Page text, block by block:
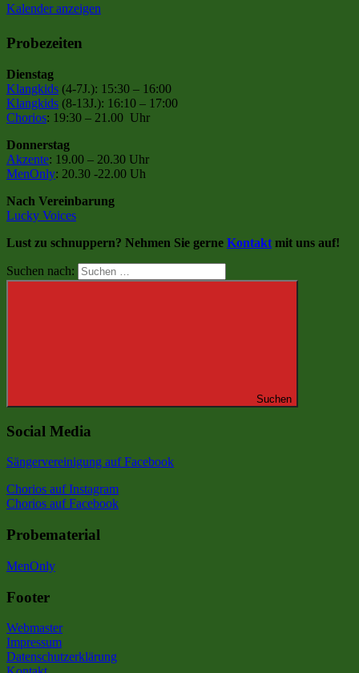
Kalender anzeigen
Probezeiten
Dienstag
Klangkids (4-7J.): 15:30 – 16:00
Klangkids (8-13J.): 16:10 – 17:00
Chorios: 19:30 – 21.00 Uhr
Donnerstag
Akzente: 19.00 – 20.30 Uhr
MenOnly: 20.30 -22.00 Uh
Nach Vereinbarung
Lucky Voices
Lust zu schnuppern? Nehmen Sie gerne Kontakt mit uns auf!
Suchen nach:
Suchen
Social Media
Sängervereinigung auf Facebook
Chorios auf Instagram
Chorios auf Facebook
Probematerial
MenOnly
Footer
Webmaster
Impressum
Datenschutzerklärung